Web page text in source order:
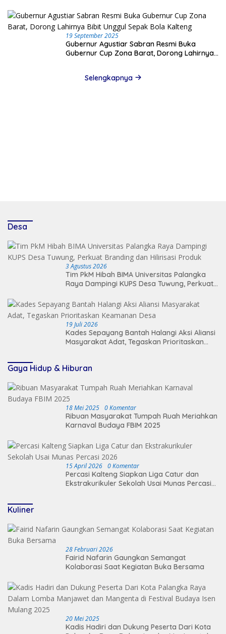
19 September 2025
Gubernur Agustiar Sabran Resmi Buka
Gubernur Cup Zona Barat, Dorong Lahirnya
Selengkapnya
Desa
3 Agustus 2026
Tim PkM Hibah BIMA Universitas Palangka
Raya Dampingi KUPS Desa Tuwung, Perkuat
19 Juli 2026
Kades Sepayang Bantah Halangi Aksi Aliansi
Masyarakat Adat, Tegaskan Prioritaskan
Gaya Hidup & Hiburan
18 Mei 2025 0 Komentar
Ribuan Masyarakat Tumpah Ruah Meriahkan
Karnaval Budaya FBIM 2025
15 April 2026 0 Komentar
Percasi Kalteng Siapkan Liga Catur dan
Ekstrakurikuler Sekolah Usai Munas Percasi
Kuliner
28 Februari 2026
Fairid Nafarin Gaungkan Semangat
Kolaborasi Saat Kegiatan Buka Bersama
20 Mei 2025
Kadis Hadiri dan Dukung Peserta Dari Kota